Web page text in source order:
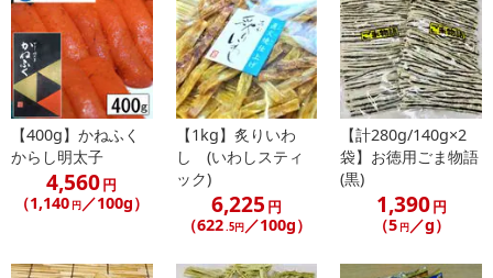
※送料はお試し費用に含まれております。
※d払い、PayPay、au PAY、au PAY（auかんたん決済）、ソフトバ
ンクまとめて支払い、楽天ペイ、メルペイ、AEON Pay、Amazon
Payでお支払いの場合、決済のため外部サイトへ遷移します。
※予約商品は決済手段ごとに定められた決済期限日にお支払いを完
了することがございます。ご了承いただいたうえでお申し込みくだ
さい。
【配送伝票番号について】
※配送形態がメール便の商品については、商品の発送完了後、配送
伝票番号がマイページに表示されない場合もございます。
【400g】かねふく
からし明太子
4,560円
（1,140 円／100g）
【1kg】炙りいわ
し (いわしスティ
ック)
6,225 円
（622.5円／100g）
【計280g/140g×2
袋】お徳用ごま物語
(黒)
1,390円
（5 円／g）